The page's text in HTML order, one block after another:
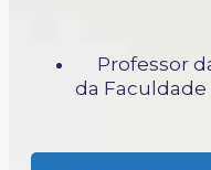
Professor
da Faculdade